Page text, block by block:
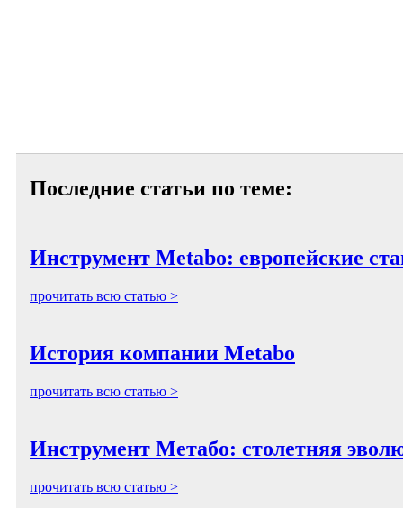
Последние статьи по теме:
Инструмент Metabo: европейские
прочитать всю статью >
История компании Metabo
прочитать всю статью >
Инструмент Метабо: столетняя
прочитать всю статью >